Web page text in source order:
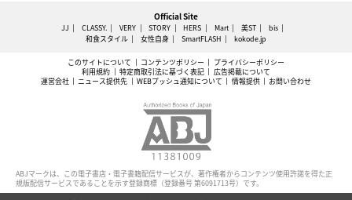
Official Site
JJ CLASSY. VERY STORY HERS Mart 美ST
bis
和食スタイル
女性自身 SmartFLASH kokode.jp
このサイトについて コンテンツポリシー
プライバシーポリシー
利用規約
特定商取引法に基づく表記
広告掲載について
運営会社
ニュース提供先 WEBプッシュ通知について 情報提供 お問い合わせ
ABJマークは、この電子書店・電子書籍配信サービスが、著作権者からコンテンツ使用許諾を得た正
規版配信サービスであることを示す登録商標（登録番号 第6091713号）です。